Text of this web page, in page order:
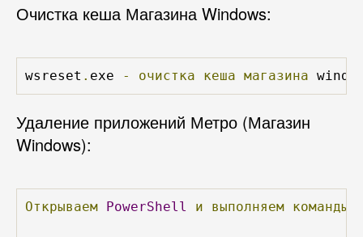
Очистка кеша Магазина Windows:
wsreset . exe - очистка кеша магазина
Удаление приложений Метро (Магазин
Windows):
Открываем PowerShell и выполняем команды